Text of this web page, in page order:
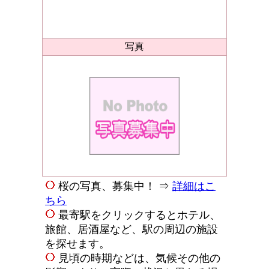
写真
桜の写真、募集中！ ⇒ 詳細はこ
ちら
最寄駅をクリックするとホテル、
旅館、居酒屋など、駅の周辺の施設
を探せます。
見頃の時期などは、気候その他の